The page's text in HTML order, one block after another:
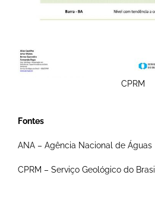
CPRM
Fontes
ANA – Agência Nacional de Águas
CPRM – Serviço Geológico do Brasil